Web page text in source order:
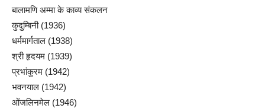
बालामणि अम्मा के काव्य संकलन
कुदुम्बिनी (1936)
धर्ममार्गताल (1938)
श्री हृदयम (1939)
प्रभांकुरम (1942)
भवनयाल (1942)
ओंजलिनमेल (1946)